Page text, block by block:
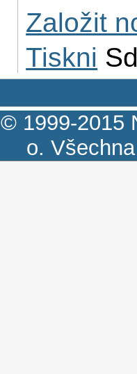
Založit
Tiskni
© 1999-2015
o.